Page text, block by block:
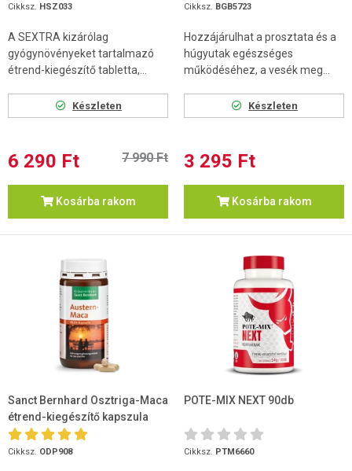
Cikksz. HSZ033
A SEXTRA kizárólag
gyógynövényeket tartalmazó
étrend-kiegészítő tabletta,...
Készleten
6 290 Ft 7 990 Ft
Kosárba rakom
Cikksz. BGB5723
Hozzájárulhat a prosztata és a
húgyutak egészséges
működéséhez, a vesék meg...
Készleten
3 295 Ft
Kosárba rakom
Sanct Bernhard Osztriga-Maca
étrend-kiegészítő kapszula
120 db
Cikksz. ODP908
POTE-MIX NEXT 90db
Cikksz. PTM6660